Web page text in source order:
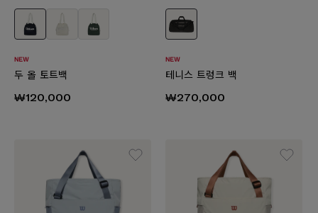
두 올 토트백
₩120,000
테니스 트렁크 백
₩270,000